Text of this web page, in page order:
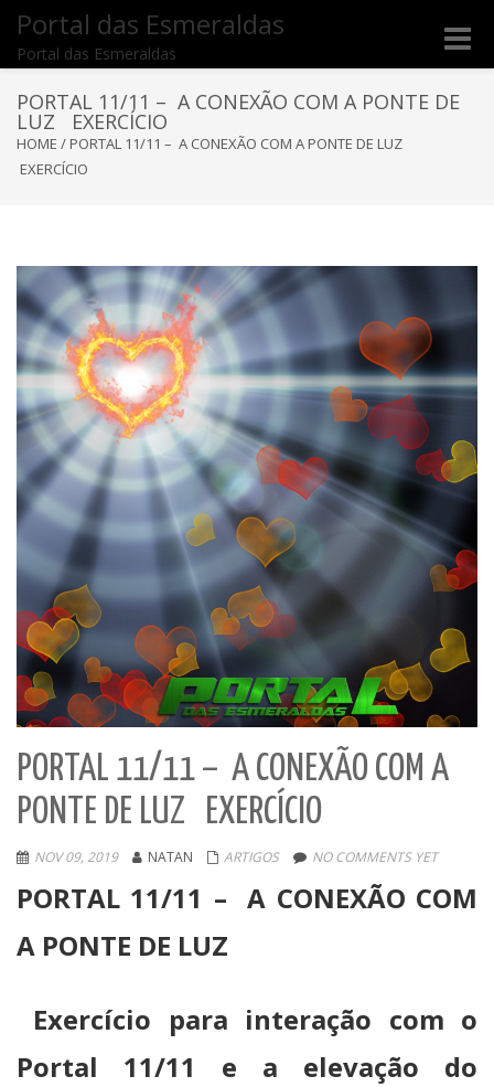
Portal das Esmeraldas
Portal das Esmeraldas
Toggle
PORTAL 11/11 – A CONEXÃO COM A PONTE DE
LUZ EXERCÍCIO
HOME / PORTAL 11/11 – A CONEXÃO COM A PONTE DE LUZ
EXERCÍCIO
PORTAL 11/11 – A CONEXÃO COM A
PONTE DE LUZ EXERCÍCIO
NOV 09, 2019 NATAN ARTIGOS NO COMMENTS YET
PORTAL 11/11 – A CONEXÃO COM
A PONTE DE LUZ
Exercício para interação com o
Portal 11/11 e a elevação do